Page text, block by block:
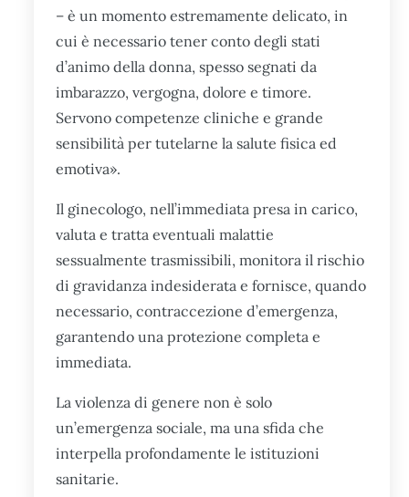
– è un momento estremamente delicato, in
cui è necessario tener conto degli stati
d’animo della donna, spesso segnati da
imbarazzo, vergogna, dolore e timore.
Servono competenze cliniche e grande
sensibilità per tutelarne la salute fisica ed
emotiva».
Il ginecologo, nell’immediata presa in carico,
valuta e tratta eventuali malattie
sessualmente trasmissibili, monitora il rischio
di gravidanza indesiderata e fornisce, quando
necessario, contraccezione d’emergenza,
garantendo una protezione completa e
immediata.
La violenza di genere non è solo
un’emergenza sociale, ma una sfida che
interpella profondamente le istituzioni
sanitarie.